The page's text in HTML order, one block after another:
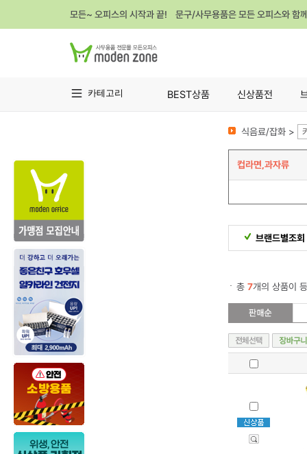
모든~ 오피스의 시작과 끝! 문구/사무용품은 모든 오피스와 함
카테고리 BEST상품 신상품전
식음료/잡화 >
컵라면,과자류
브랜드별조회
총 7개의 상품이